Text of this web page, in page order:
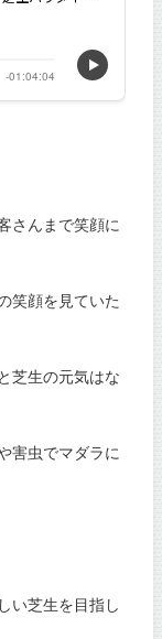
さんまで笑顔に
笑顔を見ていた
芝生の元気はな
害虫でマダラに
い芝生を目指し